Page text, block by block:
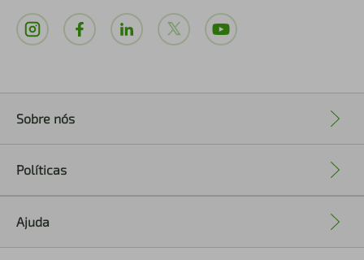
Sobre nós
Políticas
Ajuda